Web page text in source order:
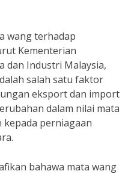
wang terhadap
Kementerian
dan Industri Malaysia,
salah satu faktor
eksport dan import
dalam nilai mata
perniagaan
bahawa mata wang